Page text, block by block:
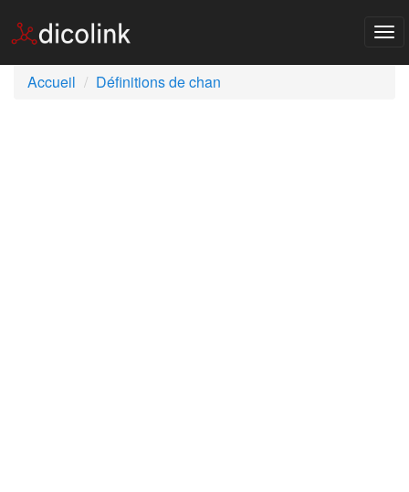
Accueil
Définitions de chan